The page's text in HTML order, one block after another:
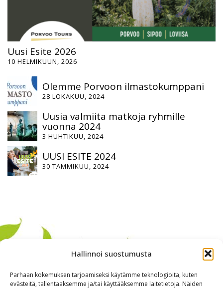
Hallinnoi suostumusta
Parhaan kokemuksen tarjoamiseksi käytämme teknologioita, kuten
evästeitä, tallentaaksemme ja/tai käyttääksemme laitetietoja. Näiden
Uusi Esite 2026
10 HELMIKUUN, 2026
Olemme Porvoon ilmastokumppani
28 LOKAKUU, 2024
Uusia valmiita matkoja ryhmille
vuonna 2024
3 HUHTIKUU, 2024
UUSI ESITE 2024
30 TAMMIKUU, 2024